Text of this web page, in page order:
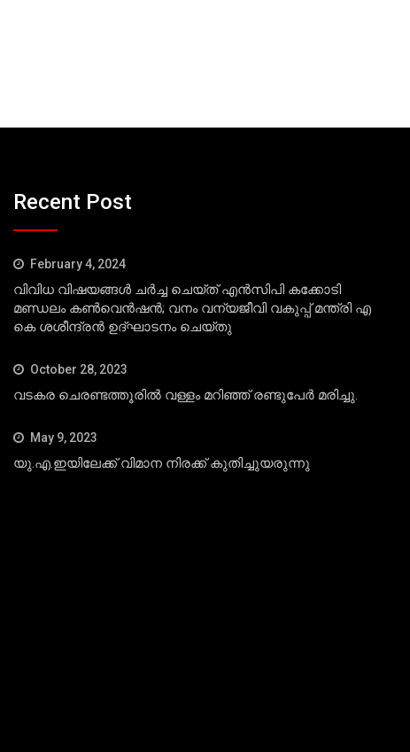
Recent Post
February 4, 2024
വിവിധ വിഷയങ്ങള്‍ ചര്‍ച്ച ചെയ്ത് എന്‍സിപി കക്കോടി
മണ്ഡലം കണ്‍വെന്‍ഷന്‍; വനം വന്യജീവി വകുപ്പ് മന്ത്രി എ
കെ ശശീന്ദ്രന്‍ ഉദ്ഘാടനം ചെയ്തു
October 28, 2023
വടകര ചെരണ്ടത്തൂരില്‍ വള്ളം മറിഞ്ഞ് രണ്ടുപേര്‍ മരിച്ചു.
May 9, 2023
യു.എ.ഇയിലേക്ക് വിമാന നിരക്ക് കുതിച്ചുയരുന്നു